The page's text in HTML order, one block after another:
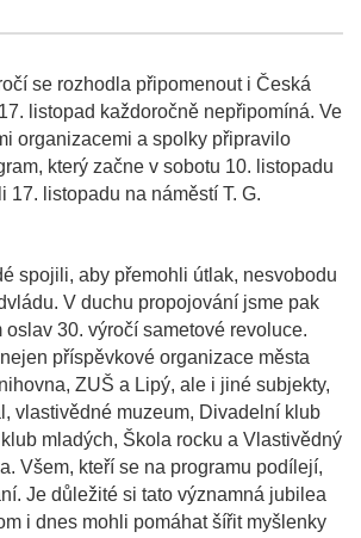
se rozhodla připomenout i Česká
listopad každoročně nepřipomíná. Ve
organizacemi a spolky připravilo
který začne v sobotu 10. listopadu
17. listopadu na náměstí T. G.
spojili, aby přemohli útlak, nesvobodu
V duchu propojování jsme pak
oslav 30. výročí sametové revoluce.
příspěvkové organizace města
ZUŠ a Lipý, ale i jiné subjekty,
vlastivědné muzeum, Divadelní klub
mladých, Škola rocku a Vlastivědný
Všem, kteří se na programu podílejí,
Je důležité si tato významná jubilea
i dnes mohli pomáhat šířit myšlenky